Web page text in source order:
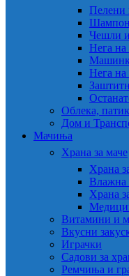
Пелени
Чешли
Нега на
Нега на
Облека,
Дом и
Мачиња
Храна за маче
Храна
Влажна
Храна
Витамини и
Вкусни
Играчки
Садови за
Ремчиња и